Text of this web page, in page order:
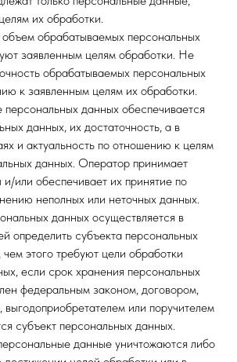
их обработки.
обрабатываемых персональных
заявленным целям обработки. Не
обрабатываемых персональных
к заявленным целям их обработки.
данных обеспечивается
данных, их достаточность, а в
и актуальность по отношению к целям
данных. Оператор принимает
или обеспечивает их принятие по
неполных или неточных данных.
данных осуществляется в
определить субъекта персональных
этого требуют цели обработки
если срок хранения персональных
федеральным законом, договором,
выгодоприобретателем или поручителем
субъект персональных данных.
данные уничтожаются либо